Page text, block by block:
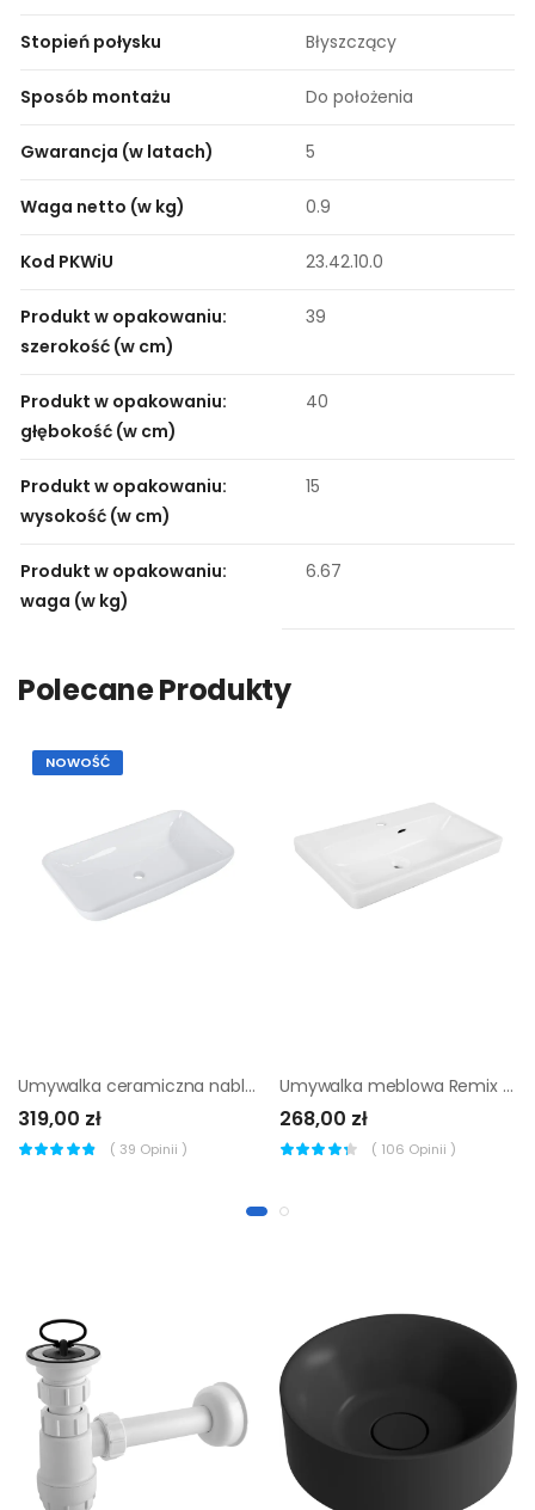
Stopień połysku Błyszczący
Sposób montażu Do położenia
Gwarancja (w latach) 5
Waga netto (w kg) 0.9
Kod PKWiU 23.42.10.0
Produkt w opakowaniu:
szerokość (w cm)
39
Produkt w opakowaniu:
głębokość (w cm)
40
Produkt w opakowaniu:
wysokość (w cm)
15
Produkt w opakowaniu:
waga (w kg)
6.67
Polecane Produkty
NOWOŚĆ
Umywalka ceramiczna nablatowa Suri 70 Sensea
319,00 zł
( 39 Opinii )
Umywalka meblowa Remix New 61 x 36.7 Sensea
268,00 zł
( 106 Opinii )